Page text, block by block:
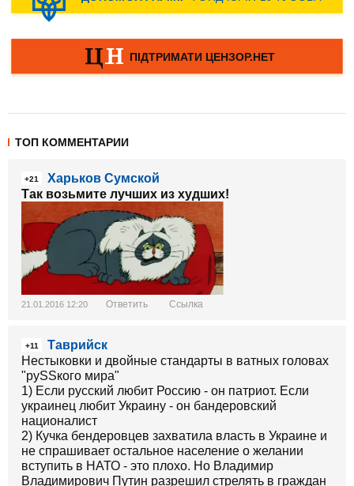
ТОП КОММЕНТАРИИ
+21
Харьков Сумской
Так возьмите лучших из худших!
21.01.2016 12:20 Ответить Ссылка
+11
Таврийск
Нестыковки и двойные стандарты в ватных головах
"руSSкого мира"
1) Если русский любит Россию - он патриот. Если
украинец любит Украину - он бандеровский
националист
2) Кучка бендеровцев захватила власть в Украине и
не спрашивает остальное население о желании
вступить в НАТО - это плохо. Но Владимир
Владимирович Путин разрешил стрелять в граждан